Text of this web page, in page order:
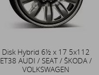
Disk Hybrid 6½ x 17 5x112
ET38 AUDI / SEAT / ŠKODA /
VOLKSWAGEN